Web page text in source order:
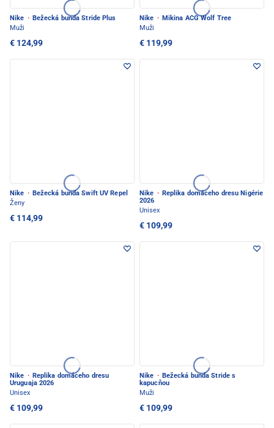
Nike · Bežecká bunda Stride Plus
Muži
€ 124,99
Nike · Mikina ACG Wolf Tree
Muži
€ 119,99
Nike · Bežecká bunda Swift UV Repel
Ženy
€ 114,99
Nike · Replika domáceho dresu Nigérie
2026
Unisex
€ 109,99
Nike · Replika domáceho dresu
Uruguaja 2026
Unisex
€ 109,99
Nike · Bežecká bunda Stride s
kapucňou
Muži
€ 109,99